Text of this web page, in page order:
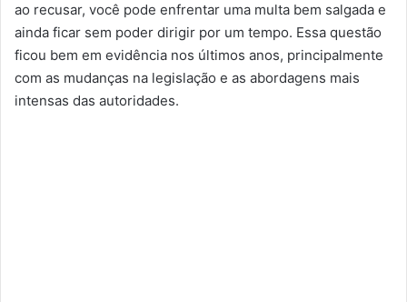
ao recusar, você pode enfrentar uma multa bem salgada e
ainda ficar sem poder dirigir por um tempo. Essa questão
ficou bem em evidência nos últimos anos, principalmente
com as mudanças na legislação e as abordagens mais
intensas das autoridades.